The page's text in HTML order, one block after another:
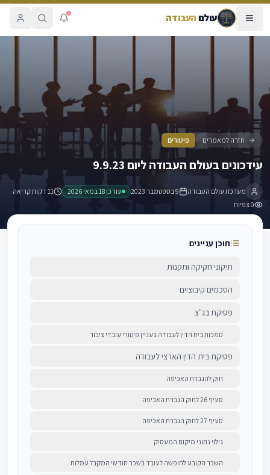
עולםהעבודה
עידכונים בעולם העבודה ליום 9.9.23
חזרה למאמרים פיטורים
עידכונים בעולם העבודה ליום 9.9.23
מערכת עולם העבודה 9 בספטמבר 2023 עודכן 18 במאי 2026
11 דקות קריאה
0צפיות
תוכן עניינים
תיקוני חקיקה ותקנות
הסכמים קיבוציים
פסיקת בג"צ
סמכות בית הדין לעבודה בעניין פיטורי עובדי ציבור
פסיקת בית הדין הארצי לעבודה
חוק להגברת האכיפה
סעיף 26 לחוק הגברת האכיפה
סעיף 27 לחוק הגברת האכיפה
גילוי נתוני מיקום המעסיק
השכר הקובע לחופשה לעובד בשכר חודשי המקבל עמלות